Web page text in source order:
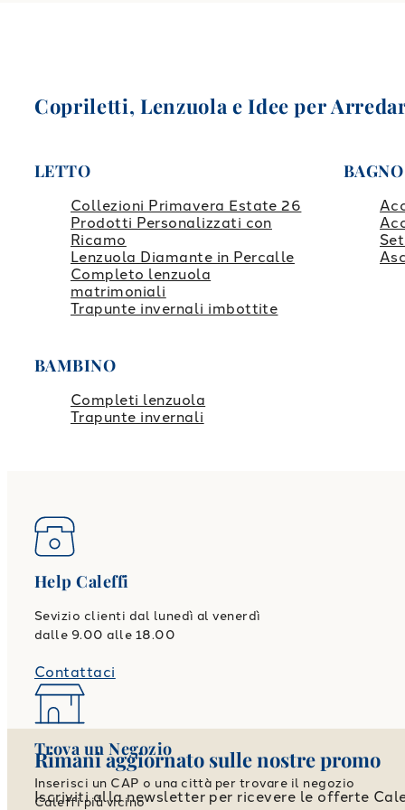
Copriletti, Lenzuola e Idee per
LETTO
Collezioni Primavera Estate 26
Prodotti Personalizzati con
Ricamo
Lenzuola Diamante in Percalle
Completo lenzuola
matrimoniali
Trapunte invernali imbottite
BAGNO
BAMBINO
Completi lenzuola
Trapunte invernali
Help Caleffi
Sevizio clienti dal lunedì al venerdì
dalle 9.00 alle 18.00
Contattaci
Trova un Negozio
Inserisci un CAP o una città per trovare il negozio
Caleffi più vicino
Rimani aggiornato sulle nostre promo
Iscriviti alla newsletter per ricevere le offerte